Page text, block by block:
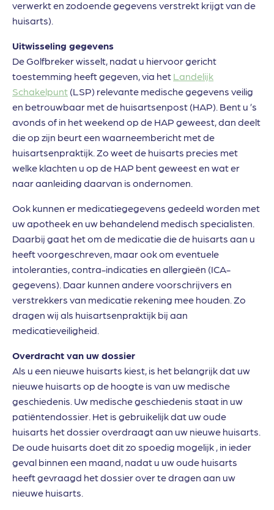
verwerkt en zodoende gegevens verstrekt krijgt van de
huisarts).
Uitwisseling gegevens
De Golfbreker wisselt, nadat u hiervoor gericht
toestemming heeft gegeven, via hetLandelijk
Schakelpunt(LSP) relevante medische gegevens veilig
en betrouwbaar met de huisartsenpost (HAP). Bent u ’s
avonds of in het weekend op de HAP geweest, dan deelt
die op zijn beurt een waarneembericht met de
huisartsenpraktijk. Zo weet de huisarts precies met
welke klachten u op de HAP bent geweest en wat er
naar aanleiding daarvan is ondernomen.
Ook kunnen er medicatiegegevens gedeeld worden met
uw apotheek en uw behandelend medisch specialisten.
Daarbij gaat het om de medicatie die de huisarts aan u
heeft voorgeschreven, maar ook om eventuele
intoleranties, contra-indicaties en allergieën (ICA-
gegevens). Daar kunnen andere voorschrijvers en
verstrekkers van medicatie rekening mee houden. Zo
dragen wij als huisartsenpraktijk bij aan
medicatieveiligheid.
Overdracht van uw dossier
Als u een nieuwe huisarts kiest, is het belangrijk dat uw
nieuwe huisarts op de hoogte is van uw medische
geschiedenis. Uw medische geschiedenis staat in uw
patiëntendossier. Het is gebruikelijk dat uw oude
huisarts het dossier overdraagt aan uw nieuwe huisarts.
De oude huisarts doet dit zo spoedig mogelijk , in ieder
geval binnen een maand, nadat u uw oude huisarts
heeft gevraagd het dossier over te dragen aan uw
nieuwe huisarts.